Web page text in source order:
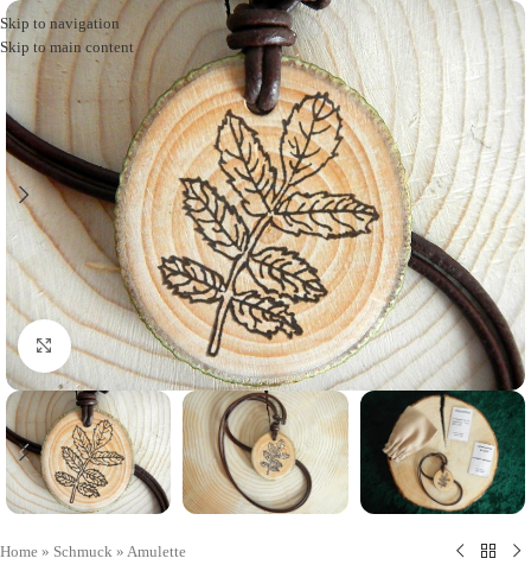
Skip to navigation
Skip to main content
Click to enlarge
Home » Schmuck » Amulette